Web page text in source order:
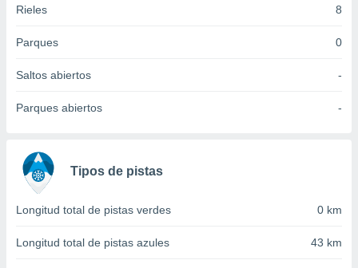
uso de
publicidad
de
Rieles 8
Parques 0
Saltos abiertos -
Parques abiertos -
Tipos de pistas
Longitud total de pistas verdes 0 km
Longitud total de pistas azules 43 km